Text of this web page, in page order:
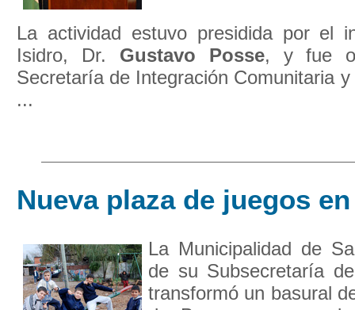
La actividad estuvo presidida por el
Isidro, Dr. Gustavo Posse, y fue
Secretaría de Integración Comunitaria
...
Nueva plaza de juegos
La Municipalidad de
de su Subsecretaría
transformó un basural